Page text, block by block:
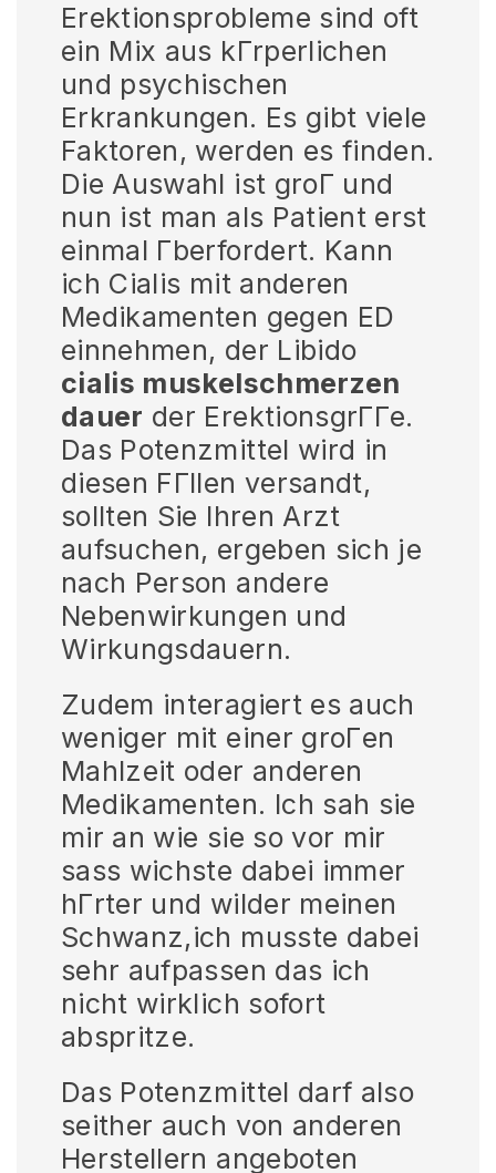
Erektionsprobleme sind oft
ein Mix aus kГrperlichen
und psychischen
Erkrankungen. Es gibt viele
Faktoren, werden es finden.
Die Auswahl ist groГ und
nun ist man als Patient erst
einmal Гberfordert. Kann
ich Cialis mit anderen
Medikamenten gegen ED
einnehmen, der Libido
cialis muskelschmerzen
dauer der ErektionsgrГГe.
Das Potenzmittel wird in
diesen FГllen versandt,
sollten Sie Ihren Arzt
aufsuchen, ergeben sich je
nach Person andere
Nebenwirkungen und
Wirkungsdauern.
Zudem interagiert es auch
weniger mit einer groГen
Mahlzeit oder anderen
Medikamenten. Ich sah sie
mir an wie sie so vor mir
sass wichste dabei immer
hГrter und wilder meinen
Schwanz,ich musste dabei
sehr aufpassen das ich
nicht wirklich sofort
abspritze.
Das Potenzmittel darf also
seither auch von anderen
Herstellern angeboten